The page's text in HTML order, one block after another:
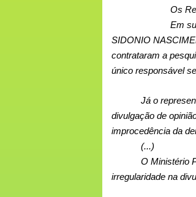
Os
Em
SIDONIO
contrataram a
único responsável
Já o
divulgação de
improcedência da
(...)
O Ministério
irregularidade na